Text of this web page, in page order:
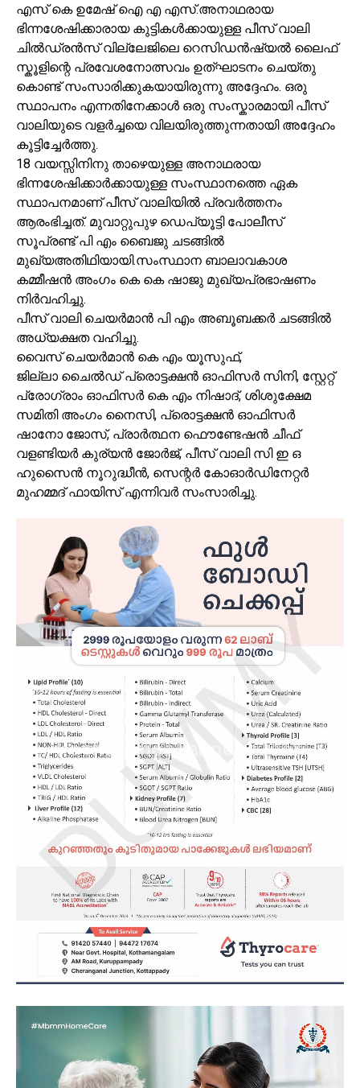
എസ് കെ ഉമേഷ്‌ ഐ എ എസ്.അനാഥരായ
ഭിന്നശേഷിക്കാരായ കുട്ടികൾക്കായുള്ള പീസ് വാലി
ചിൽഡ്രൻസ് വില്ലേജിലെ റെസിഡൻഷ്യൽ ലൈഫ്
സ്കൂളിന്റെ പ്രവേശനോത്സവം ഉത്ഘാടനം ചെയ്തു
കൊണ്ട് സംസാരിക്കുകയായിരുന്നു അദ്ദേഹം. ഒരു
സ്ഥാപനം എന്നതിനേക്കാൾ ഒരു സംസ്കാരമായി പീസ്
വാലിയുടെ വളർച്ചയെ വിലയിരുത്തുന്നതായി അദ്ദേഹം
കൂട്ടിച്ചേർത്തു.
18 വയസ്സിനിനു താഴെയുള്ള അനാഥരായ
ഭിന്നശേഷിക്കാർക്കായുള്ള സംസ്ഥാനത്തെ ഏക
സ്ഥാപനമാണ് പീസ് വാലിയിൽ പ്രവർത്തനം
ആരംഭിച്ചത്. മുവാറ്റുപുഴ ഡെപ്യൂട്ടി പോലീസ്
സൂപ്രണ്ട് പി എം ബൈജു ചടങ്ങിൽ
മുഖ്യഅതിഥിയായി.സംസ്ഥാന ബാലാവകാശ
കമ്മീഷൻ അംഗം കെ കെ ഷാജു മുഖ്യപ്രഭാഷണം
നിർവഹിച്ചു.
പീസ് വാലി ചെയർമാൻ പി എം അബൂബക്കർ ചടങ്ങിൽ
അധ്യക്ഷത വഹിച്ചു.
വൈസ് ചെയർമാൻ കെ എം യൂസുഫ്,
ജില്ലാ ചൈൽഡ് പ്രൊട്ടക്ഷൻ ഓഫിസർ സിനി, സ്റ്റേറ്റ്
പ്രോഗ്രാം ഓഫിസർ കെ എം നിഷാദ്, ശിശുക്ഷേമ
സമിതി അംഗം നൈസി, പ്രൊട്ടക്ഷൻ ഓഫിസർ
ഷാനോ ജോസ്, പ്രാർത്ഥന ഫൌണ്ടേഷൻ ചീഫ്
വളണ്ടിയർ കുര്യൻ ജോർജ്, പീസ് വാലി സി ഇ ഒ
ഹുസൈൻ നൂറുദ്ധീൻ, സെന്റർ കോഓർഡിനേറ്റർ
മുഹമ്മദ്‌ ഫായിസ് എന്നിവർ സംസാരിച്ചു.